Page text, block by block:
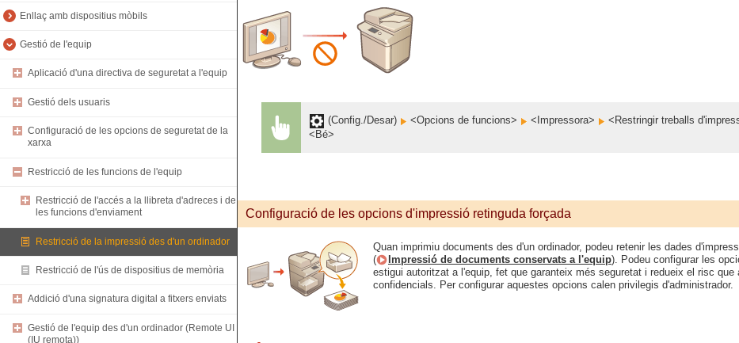
Enllaç amb dispositius mòbils
Gestió de l'equip
Aplicació d'una directiva de seguretat a l'equip
Gestió dels usuaris
Configuració de les opcions de seguretat de la
xarxa
Restricció de les funcions de l'equip
Restricció de l'accés a la llibreta d'adreces i de
les funcions d'enviament
Restricció de la impressió des d'un ordinador
Restricció de l'ús de dispositius de memòria
Addició d'una signatura digital a fitxers enviats
Gestió de l'equip des d'un ordinador (Remote UI
(IU remota))
(Config./Desar) <Opcions de funcions> <Impressora> <Restringir treballs
<Bé>
Configuració de les opcions d'impressió retinguda forçada
Quan imprimiu documents des d'un ordinador, podeu retenir les dades
(
Impressió de documents conservats a l'equip). Podeu configurar les
estigui autoritzat a l'equip, fet que garanteix més seguretat i redueix el risc
confidencials. Per configurar aquestes opcions calen privilegis d'administrador.